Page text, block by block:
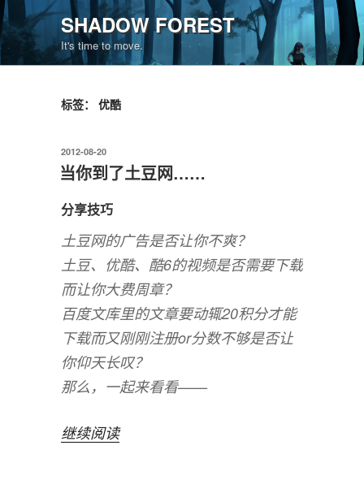
跳
至
内
容
SHADOW FOREST
It's time to move.
标签： 优酷
发
布
于
2012-08-20
当你到了土豆网……
分享技巧
土豆网的广告是否让你不爽？
土豆、优酷、酷6的视频是否需要下载
而让你大费周章？
百度文库里的文章要动辄20积分才能
下载而又刚刚注册or分数不够是否让
你仰天长叹？
那么，一起来看看——
继续阅读“当